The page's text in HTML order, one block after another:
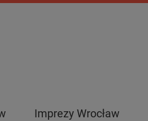
Imprezy Wrocław